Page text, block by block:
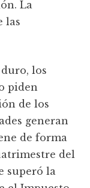
La
las
los
piden
de los
generan
de forma
del
superó la